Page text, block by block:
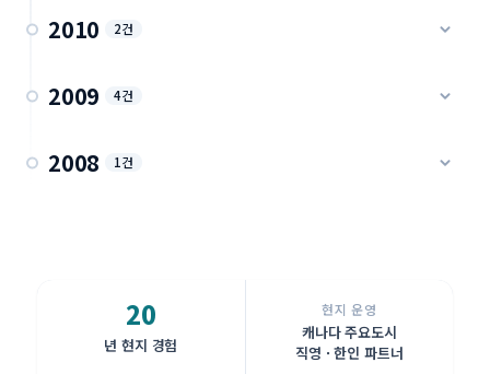
IGE 교육원 수업 풍경 (2007~2014)
IGE 관리형 — 랭리 LFAS 기독교사립 (2013)
IGE 기숙사 생활 기록 (2013)
액티비티 · 2011
2010 2건
직영 교육원 · 2010
IGE 아보츠포드 중고등교육원 (2010)
2009 4건
학교 사례 · 2009
IGE 관리형 — 델타 SHS 공립 초등 K-7 (2009)
2008 1건
20
년 현지 경험
현지 운영
캐나다 주요도시
직영 · 한인 파트너